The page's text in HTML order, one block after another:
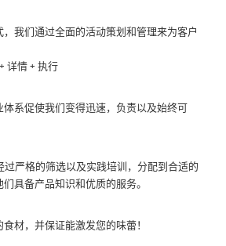
我们通过全面的活动策划和管理来为客户
详情 + 执行
体系促使我们变得迅速，负责以及始终可
过严格的筛选以及实践培训，分配到合适的
具备产品知识和优质的服务。
材，并保证能激发您的味蕾！